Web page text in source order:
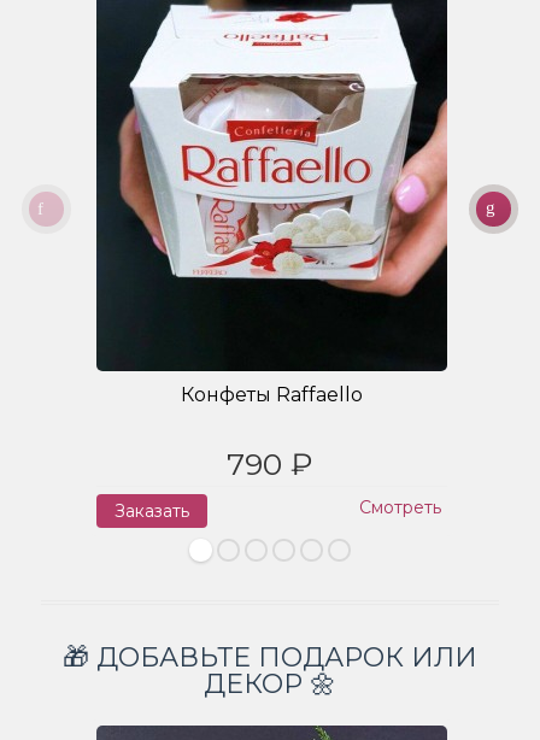
Конфеты Raffaello
790 ₽
Заказать Смотреть
🎁 ДОБАВЬТЕ ПОДАРОК ИЛИ
ДЕКОР 🌼